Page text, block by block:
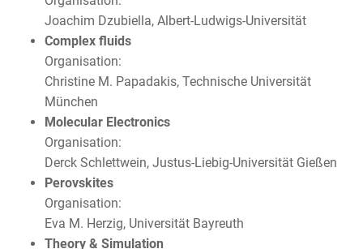
Joachim Dzubiella, Albert-Ludwigs-Universität
Complex fluids
Organisation:
Christine M. Papadakis, Technische Universität
München
Molecular Electronics
Organisation:
Derck Schlettwein, Justus-Liebig-Universität Gießen
Perovskites
Organisation:
Eva M. Herzig, Universität Bayreuth
Theory & Simulation